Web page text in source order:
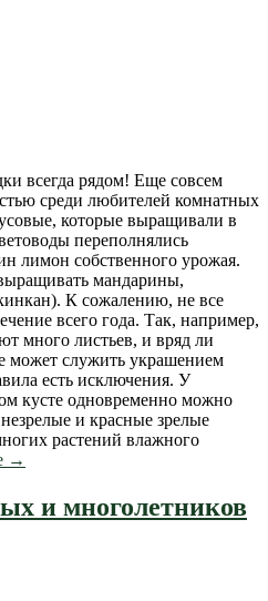
всегда рядом! Еще совсем
среди любителей комнатных
которые выращивали в
переполнялись
лимон собственного урожая.
мандарины,
К сожалению, не все
всего года. Так, например,
много листьев, и вряд ли
может служить украшением
есть исключения. У
кусте одновременно можно
и красные зрелые
растений влажного
→
и многолетников